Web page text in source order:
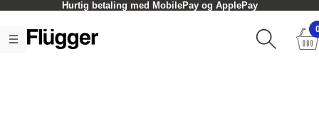
Hurtig betaling med MobilePay og ApplePay